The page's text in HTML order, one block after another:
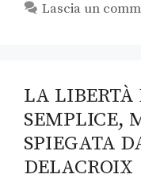
Lascia un
LA LIBERTÀ
SEMPLICE,
SPIEGATA
DELACROIX